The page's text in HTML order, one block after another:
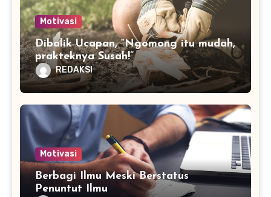
Motivasi
Dibalik Ucapan, “Ngomong itu mudah,
prakteknya Susah!”
REDAKSI
Motivasi
Berbagi Ilmu Meski Berstatus
Penuntut Ilmu